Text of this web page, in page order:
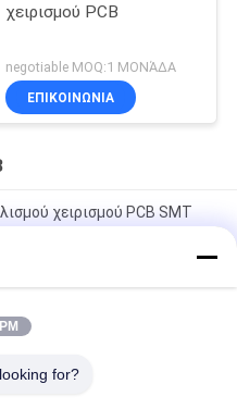
χειρισμού PCB
negotiable MOQ:1 ΜΟΝΆΔΑ
ΕΠΙΚΟΙΝΩΝΊΑ
χειρισμού PCB SMT
εξοπλισμός που
χειρισμού PCB
for?